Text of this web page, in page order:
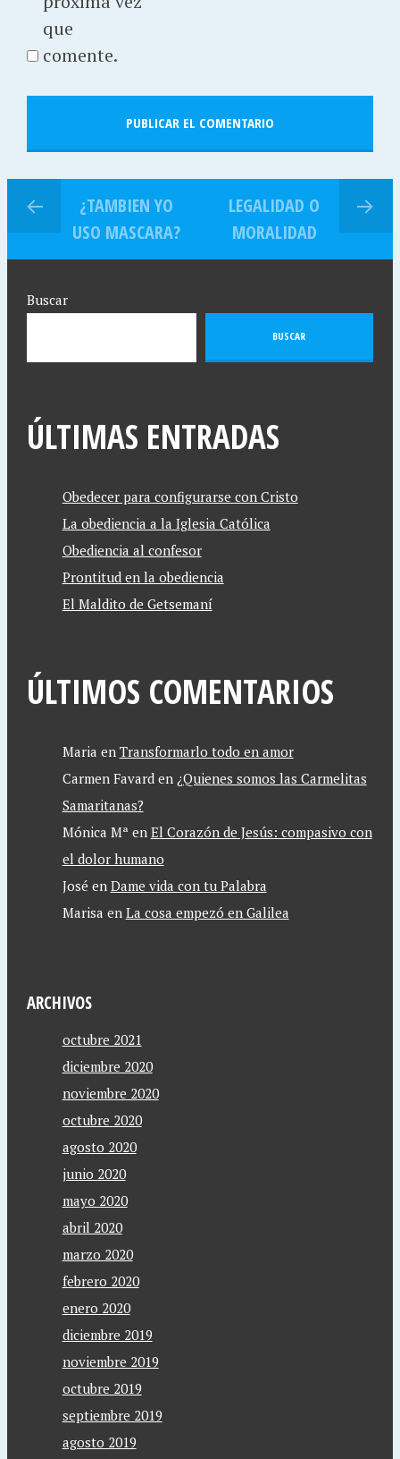
que
comente.
¿TAMBIEN YO
USO MASCARA?
LEGALIDAD O
MORALIDAD
Buscar
BUSCAR
ÚLTIMAS ENTRADAS
Obedecer para configurarse con Cristo
La obediencia a la Iglesia Católica
Obediencia al confesor
Prontitud en la obediencia
El Maldito de Getsemaní
ÚLTIMOS COMENTARIOS
Maria en Transformarlo todo en amor
Carmen Favarden ¿Quienes somos las Carmelitas
Samaritanas?
Mónica Mª en El Corazón de Jesús: compasivo con
el dolor humano
José en Dame vida con tu Palabra
Marisa en La cosa empezó en Galilea
ARCHIVOS
octubre 2021
diciembre 2020
noviembre 2020
octubre 2020
agosto 2020
junio 2020
mayo 2020
abril 2020
marzo 2020
febrero 2020
enero 2020
diciembre 2019
noviembre 2019
octubre 2019
septiembre 2019
agosto 2019